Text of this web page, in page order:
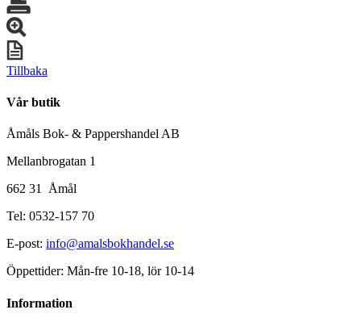
Tillbaka
Vår butik
Åmåls Bok- & Pappershandel AB
Mellanbrogatan 1
662 31 Åmål
Tel: 0532-157 70
E-post: info@amalsbokhandel.se
Öppettider: Mån-fre 10-18, lör 10-14
Information